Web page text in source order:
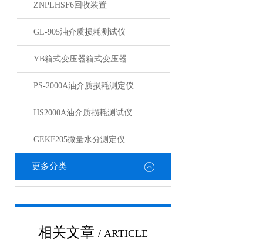
ZNPLHSF6回收装置
GL-905油介质损耗测试仪
YB箱式变压器箱式变压器
PS-2000A油介质损耗测定仪
HS2000A油介质损耗测试仪
GEKF205微量水分测定仪
更多分类
相关文章 / ARTICLE